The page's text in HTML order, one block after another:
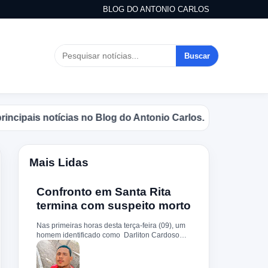
BLOG DO ANTONIO CARLOS
Buscar
no Blog do Antonio Carlos.
Mais Lidas
Confronto em Santa Rita
termina com suspeito morto
Nas primeiras horas desta terça-feira (09), um
homem identificado como Darliton Cardoso
Pereira morreu após confronto com a Polícia
Militar no povoado Timbotiba, zona rural de
Santa Rita. De acordo com a PM, os policiais